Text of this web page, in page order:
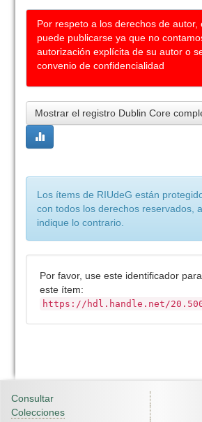
Por respeto a los derechos de autor,
puede publicarse ya que no
autorización explícita de su autor o
convenio de confidencialidad
Mostrar el registro Dublin Core
Los ítems de RIUdeG están
con todos los derechos reservados,
indique lo contrario.
Por favor, use este identificador
este ítem:
https://hdl.handle.net/
Consultar
Colecciones